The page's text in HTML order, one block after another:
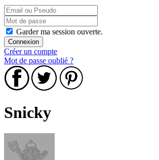
Garder ma session ouverte.
Créer un compte
Mot de passe oublié ?
Snicky